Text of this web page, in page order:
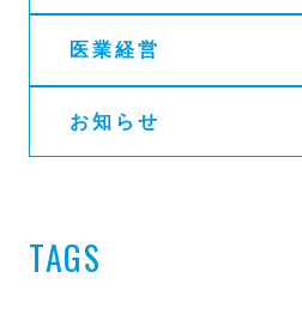
医業経営
お知らせ
TAGS